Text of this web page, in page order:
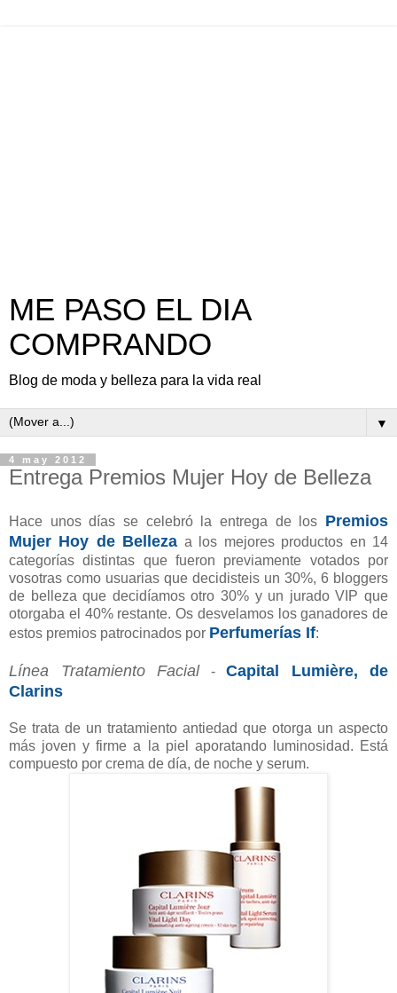
ME PASO EL DIA
COMPRANDO
Blog de moda y belleza para la vida real
▼
4 may 2012
Entrega Premios Mujer Hoy de Belleza
Hace unos días se celebró la entrega de los Premios
Mujer Hoy de Belleza a los mejores productos en 14
categorías distintas que fueron previamente votados por
vosotras como usuarias que decidisteis un 30%, 6 bloggers
de belleza que decidíamos otro 30% y un jurado VIP que
otorgaba el 40% restante. Os desvelamos los ganadores de
estos premios patrocinados por Perfumerías If:
Línea Tratamiento Facial - Capital Lumière, de
Clarins
Se trata de un tratamiento antiedad que otorga un aspecto
más joven y firme a la piel aporatando luminosidad. Está
compuesto por crema de día, de noche y serum.